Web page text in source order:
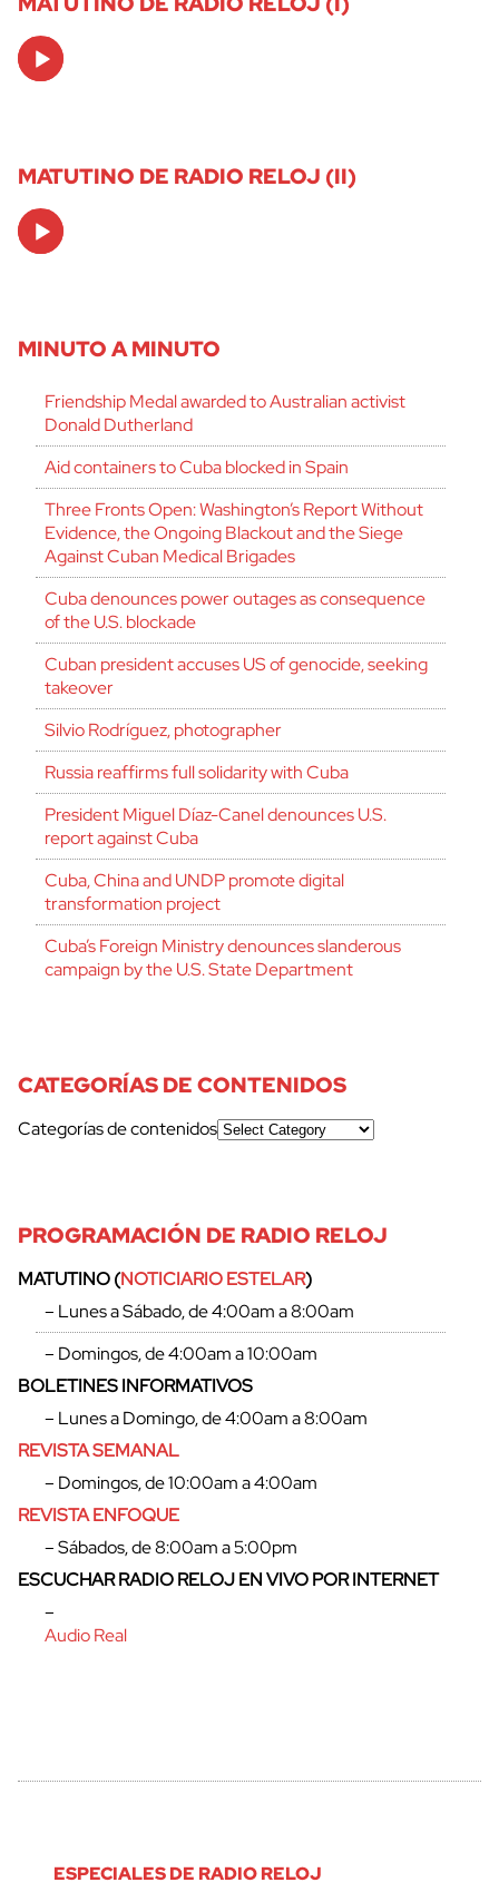
Audio
Player
MATUTINO DE RADIO RELOJ (II)
Audio
Player
MINUTO A MINUTO
Friendship Medal awarded to Australian activist
Donald Dutherland
Aid containers to Cuba blocked in Spain
Three Fronts Open: Washington’s Report Without
Evidence, the Ongoing Blackout and the Siege
Against Cuban Medical Brigades
Cuba denounces power outages as consequence
of the U.S. blockade
Cuban president accuses US of genocide, seeking
takeover
Silvio Rodríguez, photographer
Russia reaffirms full solidarity with Cuba
President Miguel Díaz-Canel denounces U.S.
report against Cuba
Cuba, China and UNDP promote digital
transformation project
Cuba’s Foreign Ministry denounces slanderous
campaign by the U.S. State Department
CATEGORÍAS DE CONTENIDOS
Categorías de contenidos
PROGRAMACIÓN DE RADIO RELOJ
MATUTINO (NOTICIARIO ESTELAR)
– Lunes a Sábado, de 4:00am a 8:00am
– Domingos, de 4:00am a 10:00am
BOLETINES INFORMATIVOS
– Lunes a Domingo, de 4:00am a 8:00am
REVISTA SEMANAL
– Domingos, de 10:00am a 4:00am
REVISTA ENFOQUE
– Sábados, de 8:00am a 5:00pm
ESCUCHAR RADIO RELOJ EN VIVO POR INTERNET
–
Audio Real
ESPECIALES DE RADIO RELOJ